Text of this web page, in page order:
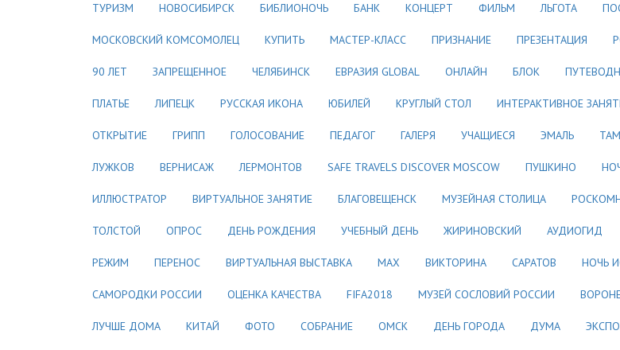
ТУРИЗМ НОВОСИБИРСК БИБЛИОНОЧЬ БАНК КОНЦЕРТ ФИЛЬМ ЛЬГОТА
МОСКОВСКИЙ КОМСОМОЛЕЦ КУПИТЬ МАСТЕР-КЛАСС ПРИЗНАНИЕ ПРЕЗЕНТАЦИЯ
90 ЛЕТ ЗАПРЕЩЕННОЕ ЧЕЛЯБИНСК ЕВРАЗИЯ GLOBAL ОНЛАЙН БЛОК
ПЛАТЬЕ ЛИПЕЦК РУССКАЯ ИКОНА ЮБИЛЕЙ КРУГЛЫЙ СТОЛ ИНТЕРАКТИВНОЕ
ОТКРЫТИЕ ГРИПП ГОЛОСОВАНИЕ ПЕДАГОГ ГАЛЕРЯ УЧАЩИЕСЯ ЭМАЛЬ
ЛУЖКОВ ВЕРНИСАЖ ЛЕРМОНТОВ SAFE TRAVELS DISCOVER MOSCOW ПУШКИНО
ИЛЛЮСТРАТОР ВИРТУАЛЬНОЕ ЗАНЯТИЕ БЛАГОВЕЩЕНСК МУЗЕЙНАЯ СТОЛИЦА
ТОЛСТОЙ ОПРОС ДЕНЬ РОЖДЕНИЯ УЧЕБНЫЙ ДЕНЬ ЖИРИНОВСКИЙ АУДИОГИД
РЕЖИМ ПЕРЕНОС ВИРТУАЛЬНАЯ ВЫСТАВКА МАХ ВИКТОРИНА САРАТОВ НОЧЬ
САМОРОДКИ РОССИИ ОЦЕНКА КАЧЕСТВА FIFA2018 МУЗЕЙ СОСЛОВИЙ РОССИИ
ЛУЧШЕ ДОМА КИТАЙ ФОТО СОБРАНИЕ ОМСК ДЕНЬ ГОРОДА ДУМА